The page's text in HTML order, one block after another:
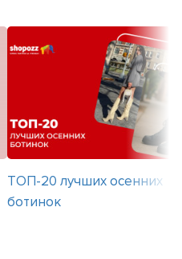
ТОП-20 лучших осенних
ботинок